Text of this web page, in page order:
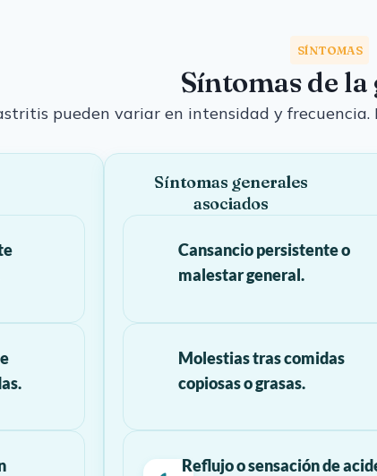
SÍNTOMAS
Síntomas de
pueden variar en intensidad y
Síntomas generales
asociados
Cansancio persistente o
malestar general.
Molestias tras comidas
copiosas o grasas.
Reflujo o sensación de